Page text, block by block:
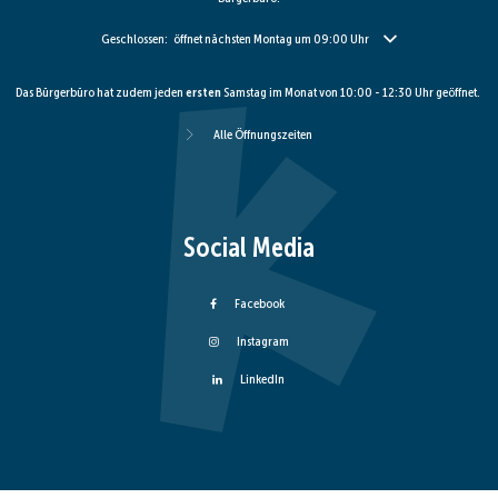
Klicken, um weitere Öffnungs- oder Schließzeiten auszublenden
Geschlossen: öffnet nächsten Montag um 09:00 Uhr
Das Bürgerbüro hat zudem jeden erstenSamstag im Monat von 10:00 - 12:30 Uhr geöffnet.
Alle Öffnungszeiten
Social Media
Facebook
Instagram
LinkedIn